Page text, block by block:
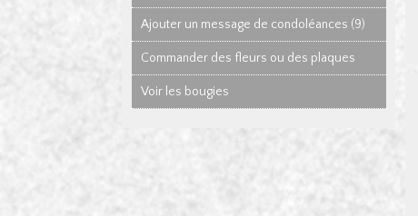
Ajouter un message de condoléances (9)
Commander des fleurs ou des plaques
Voir les bougies